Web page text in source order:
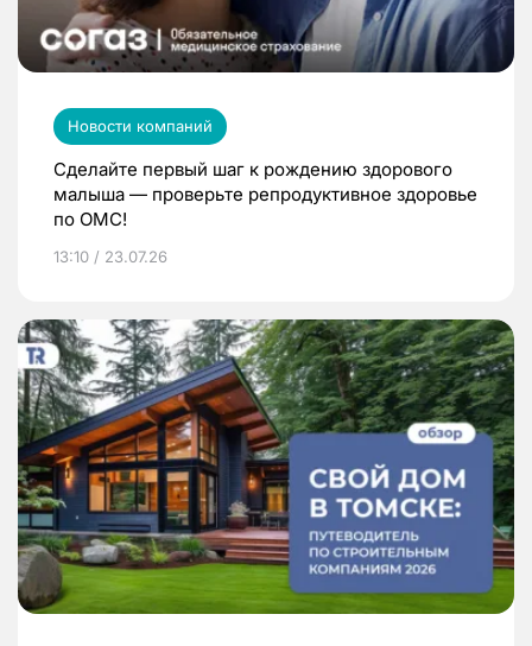
Новости компаний
Сделайте первый шаг к рождению здорового
малыша — проверьте репродуктивное здоровье
по ОМС!
13:10 / 23.07.26